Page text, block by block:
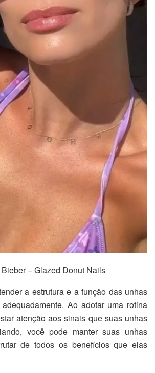
– Glazed Donut Nails
a estrutura e a função das unhas
Ao adotar uma rotina
atenção aos sinais que suas unhas
você pode manter suas unhas
de todos os benefícios que elas